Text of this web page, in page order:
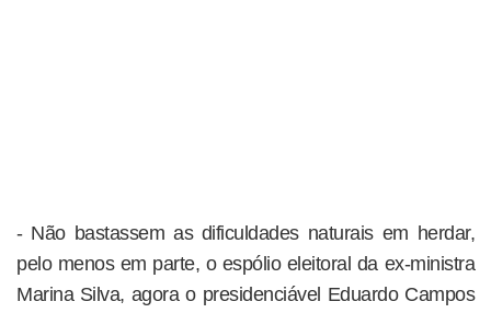
- Não bastassem as dificuldades naturais em herdar,
pelo menos em parte, o espólio eleitoral da ex-ministra
Marina Silva, agora o presidenciável Eduardo Campos